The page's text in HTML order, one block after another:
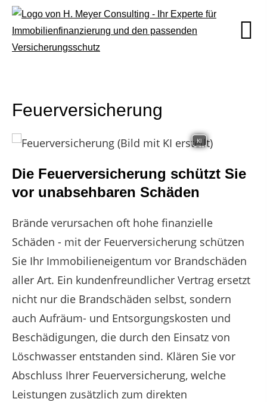
Feuerversicherung
KI
Die Feuerversicherung schützt Sie
vor unabsehbaren Schäden
Brände verursachen oft hohe finanzielle
Schäden - mit der Feuerversicherung schützen
Sie Ihr Immobilieneigentum vor Brandschäden
aller Art. Ein kundenfreundlicher Vertrag ersetzt
nicht nur die Brandschäden selbst, sondern
auch Aufräum- und Entsorgungskosten und
Beschädigungen, die durch den Einsatz von
Löschwasser entstanden sind. Klären Sie vor
Abschluss Ihrer Feuerversicherung, welche
Leistungen zusätzlich zum direkten